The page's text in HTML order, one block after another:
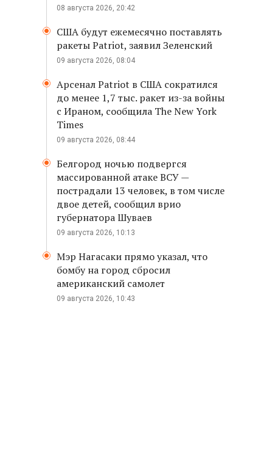
08 августа 2026, 20:42
США будут ежемесячно поставлять
ракеты Patriot, заявил Зеленский
09 августа 2026, 08:04
Арсенал Patriot в США сократился
до менее 1,7 тыс. ракет из-за войны
с Ираном, сообщила The New York
Times
09 августа 2026, 08:44
Белгород ночью подвергся
массированной атаке ВСУ —
пострадали 13 человек, в том числе
двое детей, сообщил врио
губернатора Шуваев
09 августа 2026, 10:13
Мэр Нагасаки прямо указал, что
бомбу на город сбросил
американский самолет
09 августа 2026, 10:43